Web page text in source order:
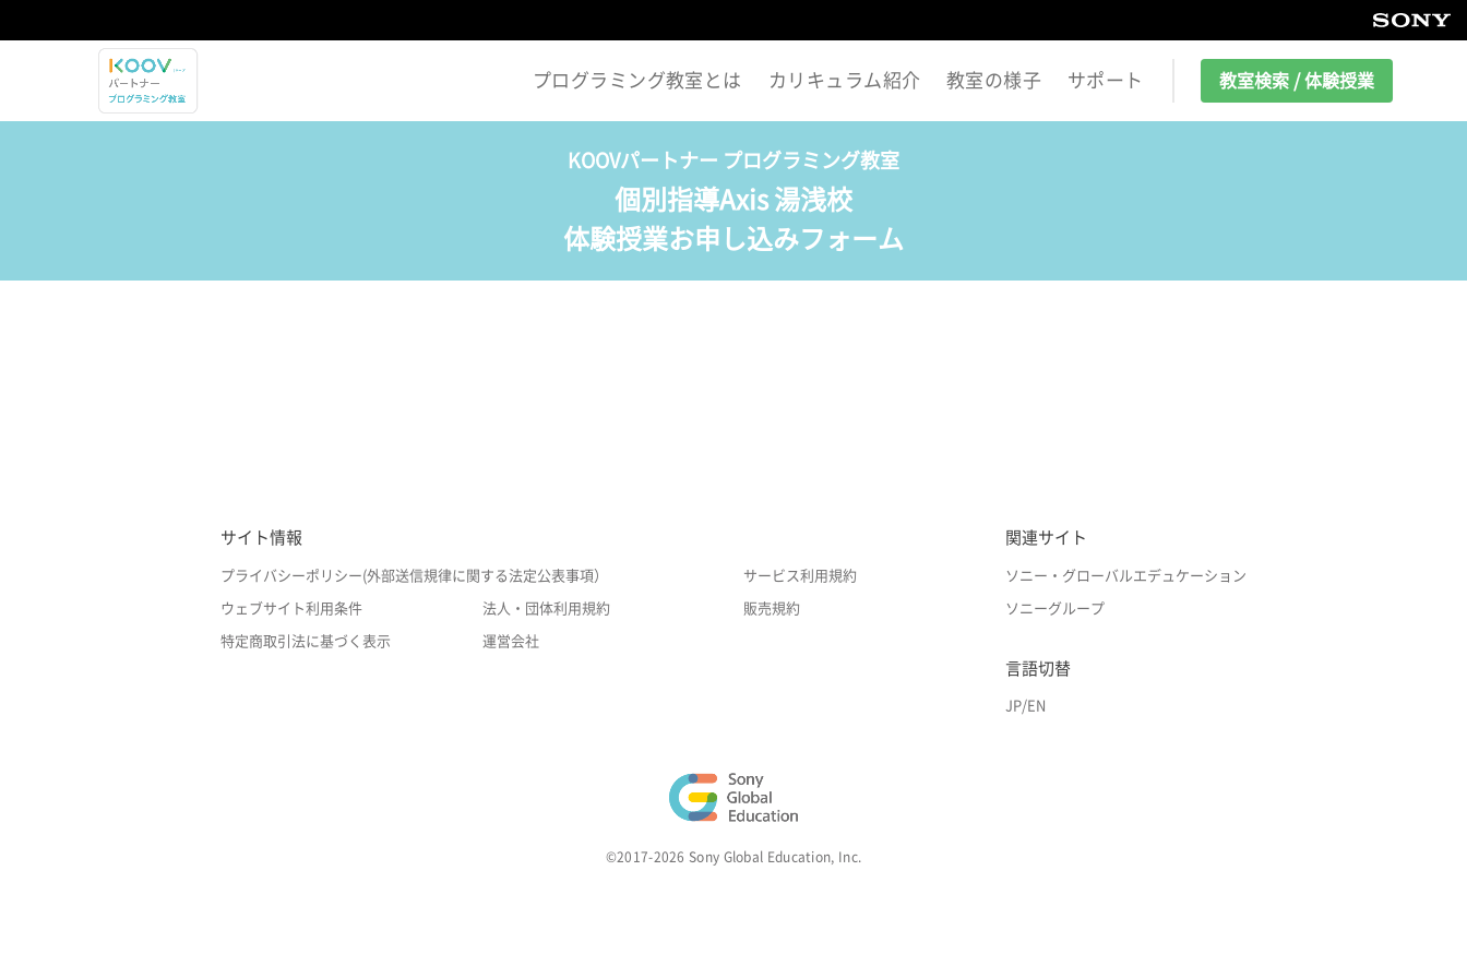
プログラミング教室とは カリキュラム紹介 教室の様子 サポート 教室検索 / 体験授業
KOOVパートナー プログラミング教室
個別指導Axis 湯浅校
体験授業お申し込みフォーム
サイト情報
プライバシーポリシー(外部送信規律に関する法定公表事項） サービス利用規約
ウェブサイト利用条件 法人・団体利用規約 販売規約
特定商取引法に基づく表示 運営会社
関連サイト
ソニー・グローバルエデュケーション
ソニーグループ
言語切替
JP/EN
©2017-2026 Sony Global Education, Inc.